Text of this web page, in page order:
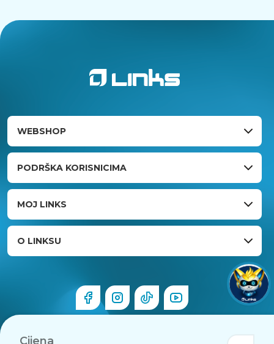
Cijena
WEBSHOP
PODRŠKA KORISNICIMA
MOJ LINKS
O LINKSU